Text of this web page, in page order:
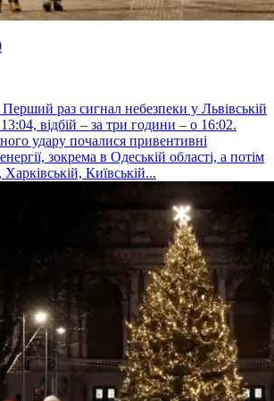
раз сигнал небезпеки у Львівській
відбій – за три години – о 16:02.
удару почалися привентивні
зокрема в Одеській області, а потім
Київській...